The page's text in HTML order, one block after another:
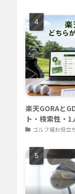
楽天GORAと
ト・検索性・
ゴルフ場お役立